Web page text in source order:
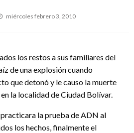
Publicado
miércoles febrero 3, 2010
los restos a sus familiares del
de una explosión cuando
que detonó y le causo la muerte
la localidad de Ciudad Bolívar.
practicara la prueba de ADN al
los hechos, finalmente el